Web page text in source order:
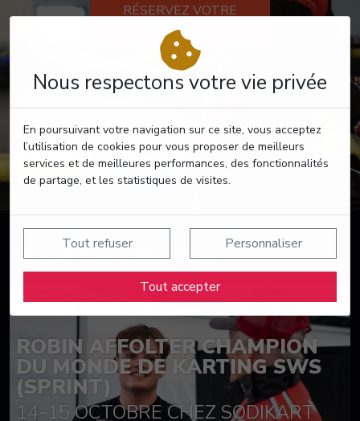
Nous respectons votre vie privée
En poursuivant votre navigation sur ce site, vous acceptez
l’utilisation de cookies pour vous proposer de meilleurs
services et de meilleures performances, des fonctionnalités
de partage, et les statistiques de visites.
Tout refuser Personnaliser
Tout accepter
RÉSERVEZ VOTRE
PASSAGE
Suivez nos actualités
ROBIN AFFOLTER CHAMPION
DU MONDE DE KARTING SWS
(SPRINT)
14-15 OCTOBRE CHEZ SODIKART